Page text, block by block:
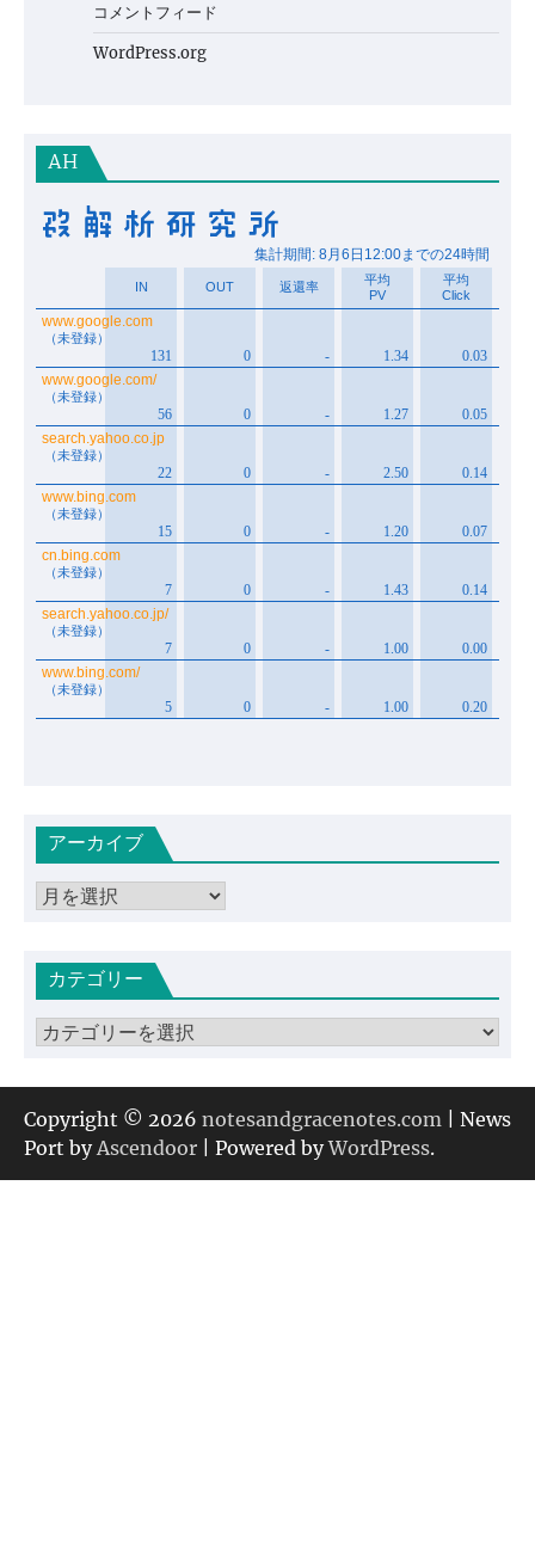
コメントフィード
WordPress.org
AH
アーカイブ
ア
イカテゴリー
カ
ゴ
リ
ー
Copyright © 2026 notesandgracenotes.com | News
Port by Ascendoor | Powered byWordPress.